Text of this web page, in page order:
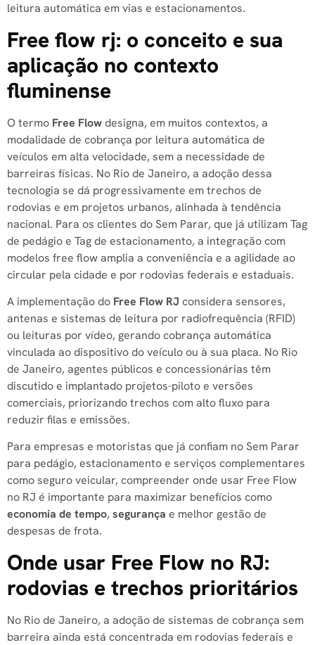
leitura automática em vias e estacionamentos.
Free flow rj​: o conceito e sua
aplicação no contexto
fluminense
O termo Free Flowdesigna, em muitos contextos, a
modalidade de cobrança por leitura automática de
veículos em alta velocidade, sem a necessidade de
barreiras físicas. No Rio de Janeiro, a adoção dessa
tecnologia se dá progressivamente em trechos de
rodovias e em projetos urbanos, alinhada à tendência
nacional. Para os clientes do Sem Parar, que já utilizam Tag
de pedágio e Tag de estacionamento, a integração com
modelos free flow amplia a conveniência e a agilidade ao
circular pela cidade e por rodovias federais e estaduais.
A implementação do Free Flow RJ considera sensores,
antenas e sistemas de leitura por radiofrequência (RFID)
ou leituras por vídeo, gerando cobrança automática
vinculada ao dispositivo do veículo ou à sua placa. No Rio
de Janeiro, agentes públicos e concessionárias têm
discutido e implantado projetos-piloto e versões
comerciais, priorizando trechos com alto fluxo para
reduzir filas e emissões.
Para empresas e motoristas que já confiam no Sem Parar
para pedágio, estacionamento e serviços complementares
como seguro veicular, compreender onde usar Free Flow
no RJ é importante para maximizar benefícios como
economia de tempo, segurança e melhor gestão de
despesas de frota.
Onde usar Free Flow no RJ:
rodovias e trechos prioritários
No Rio de Janeiro, a adoção de sistemas de cobrança sem
barreira ainda está concentrada em rodovias federais e